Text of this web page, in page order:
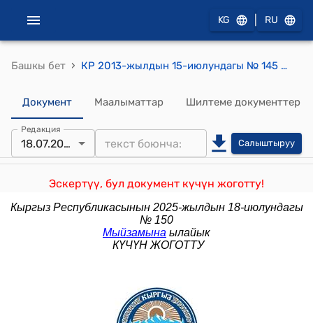
KG RU
Башкы бет › КР 2013-жылдын 15-июлундагы № 145 "Жер участокторун которуу (трансформациялоо) жөнүндө" Мыйзамы
Документ Маалыматтар Шилтеме документтер
Редакция
18.07.2025 Салыштыруу
Эскертүү, бул документ күчүн жоготту!